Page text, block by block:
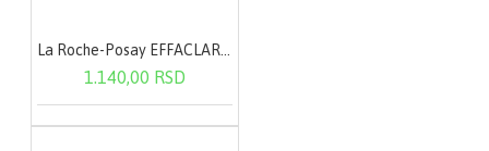
1.140,00 RSD